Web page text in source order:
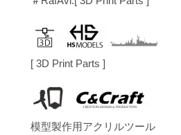
[ 3D Print Parts ]
模型製作用アクリルツール